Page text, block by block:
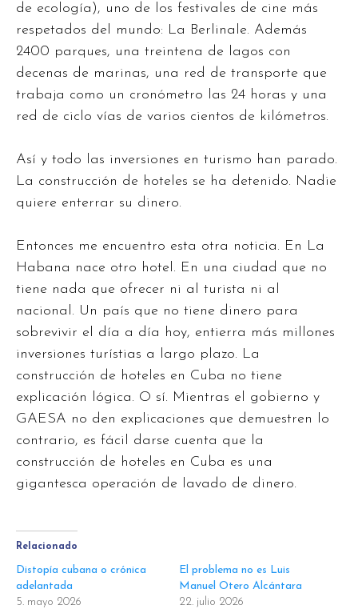
de ecología), uno de los festivales de cine más
respetados del mundo: La Berlinale. Además
2400 parques, una treintena de lagos con
decenas de marinas, una red de transporte que
trabaja como un cronómetro las 24 horas y una
red de ciclo vías de varios cientos de kilómetros.
Así y todo las inversiones en turismo han parado.
La construcción de hoteles se ha detenido. Nadie
quiere enterrar su dinero.
Entonces me encuentro esta otra noticia. En La
Habana nace otro hotel. En una ciudad que no
tiene nada que ofrecer ni al turista ni al
nacional. Un país que no tiene dinero para
sobrevivir el día a día hoy, entierra más millones
inversiones turístias a largo plazo. La
construcción de hoteles en Cuba no tiene
explicación lógica. O sí. Mientras el gobierno y
GAESA no den explicaciones que demuestren lo
contrario, es fácil darse cuenta que la
construcción de hoteles en Cuba es una
gigantesca operación de lavado de dinero.
Relacionado
Distopía cubana o crónica
adelantada
5. mayo 2026
El problema no es Luis
Manuel Otero Alcántara
22. julio 2026